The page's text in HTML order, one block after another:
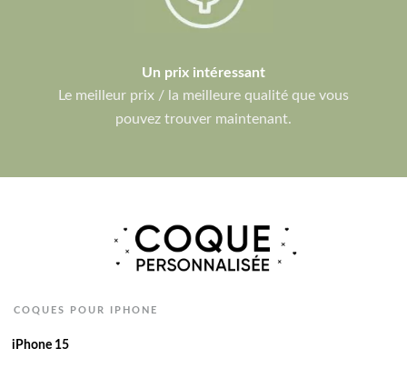
Un prix intéressant
Le meilleur prix / la meilleure qualité que vous
pouvez trouver maintenant.
COQUES POUR IPHONE
iPhone 15